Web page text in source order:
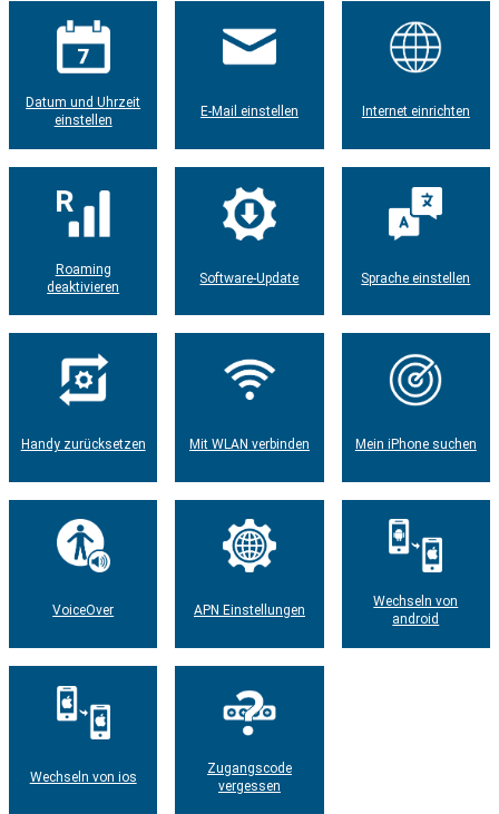
Datum und Uhrzeit
einstellen
E-Mail einstellen Internet einrichten
Roaming
deaktivieren
Software-Update Sprache einstellen
Handy zurücksetzen Mit WLAN verbinden Mein iPhone suchen
VoiceOver APN Einstellungen
Wechseln von
android
Wechseln von ios
Zugangscode
vergessen